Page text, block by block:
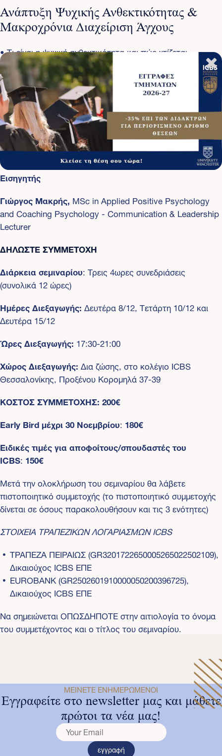
Ανάπτυξη Ψυχικής Ανθεκτικότητας &
Μακροχρόνια Διαχείριση Άγχους
• Τι είναι η ψυχική ανθεκτικότητα και πώς χτίζεται
• Η δύναμη των συνηθειών και της πειθαρχίας
• Συναισθηματική ρύθμιση & διαχείριση κρίσεων
• Πώς να σταματήσουμε το overthinking
• Ρόλος της ευγνωμοσύνης – άσκηση gratitude journaling
• Σενάρια & role-playing: Διαχείριση αγχωτικών
καταστάσεων
• Ομαδικό coaching: Καθορισμός προσωπικών
στρατηγικών διαχείρισης άγχους
Εισηγητής
Γιώργος Μακρής, MSc in Applied Positive Psychology
and Coaching Psychology - Communication & Leadership
Lecturer
ΔΗΛΩΣΤΕ ΣΥΜΜΕΤΟΧΗ
Διάρκεια σεμιναρίου: Τρεις 4ωρες συνεδριάσεις
(συνολικά 12 ώρες)
Ημέρες Διεξαγωγής:Δευτέρα 8/12, Τετάρτη 10/12 και
Δευτέρα 15/12
Ώρες Διεξαγωγής: 17:30-21:00
Χώρος Διεξαγωγής:Δια ζώσης, στο κολέγιο ICBS
Θεσσαλονίκης, Προξένου Κορομηλά 37-39
ΚΟΣΤΟΣ ΣΥΜΜΕΤΟΧΗΣ:200€
Early Bird μέχρι 30 Νοεμβρίου: 180€
Ειδικές τιμές για αποφοίτους/σπουδαστές του
ICBS: 150€
Μετά την ολοκλήρωση του σεμιναρίου θα λάβετε
πιστοποιητικό συμμετοχής (το πιστοποιητικό συμμετοχής
δίνεται σε όσους παρακολουθήσουν και τις 3 ενότητες)
ΣΤΟΙΧΕΙΑ ΤΡΑΠΕΖΙΚΩΝ ΛΟΓΑΡΙΑΣΜΩΝ ICBS
ΤΡΑΠΕΖΑ ΠΕΙΡΑΙΩΣ (GR3201722650005265022502109),
Δικαιούχος ICBS ΕΠΕ
EUROBANK (GR2502601910000050200396725),
Δικαιούχος ICBS ΕΠΕ
Να σημειώνεται ΟΠΩΣΔΗΠΟΤΕ στην αιτιολογία το όνομα
του συμμετέχοντος και ο τίτλος του σεμιναρίου.
ΜΕΊΝΕΤΕ ΕΝΗΜΕΡΩΜΈΝΟΙ
Εγγραφείτε στο newsletter μας και μάθετε
πρώτοι τα νέα μας!
εγγραφή